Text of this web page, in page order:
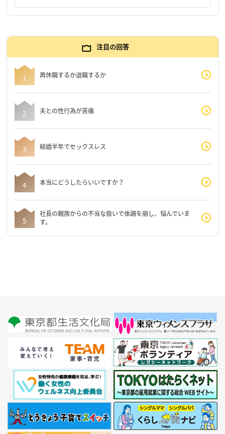
注目の回答
再休職するか退職するか
夫との性行為が苦痛
結婚半年でセックスレス
本当にどうしたらいいですか？
社長の親族からの不当な扱いで体調を崩し、悩んでいま
す。